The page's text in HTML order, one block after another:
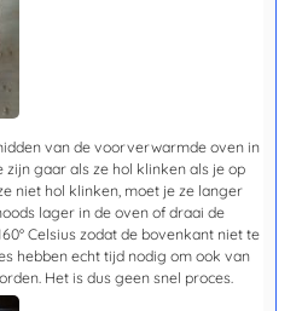
van de voorverwarmde oven in
zijn gaar als ze hol klinken als je op
niet hol klinken, moet je ze langer
lager in de oven of draai de
Celsius zodat de bovenkant niet te
hebben echt tijd nodig om ook van
Het is dus geen snel proces.